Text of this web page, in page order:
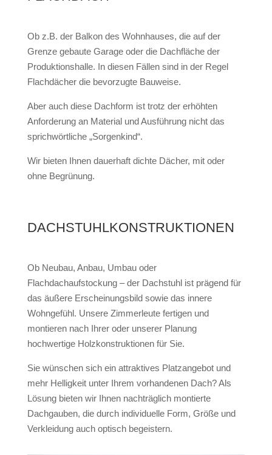
Ob z.B. der Balkon des Wohnhauses, die auf der
Grenze gebaute Garage oder die Dachfläche der
Produktionshalle. In diesen Fällen sind in der Regel
Flachdächer die bevorzugte Bauweise.
Aber auch diese Dachform ist trotz der erhöhten
Anforderung an Material und Ausführung nicht das
sprichwörtliche „Sorgenkind“.
Wir bieten Ihnen dauerhaft dichte Dächer, mit oder
ohne Begrünung.
DACHSTUHLKONSTRUKTIONEN
Ob Neubau, Anbau, Umbau oder
Flachdachaufstockung – der Dachstuhl ist prägend für
das äußere Erscheinungsbild sowie das innere
Wohngefühl. Unsere Zimmerleute fertigen und
montieren nach Ihrer oder unserer Planung
hochwertige Holzkonstruktionen für Sie.
Sie wünschen sich ein attraktives Platzangebot und
mehr Helligkeit unter Ihrem vorhandenen Dach? Als
Lösung bieten wir Ihnen nachträglich montierte
Dachgauben, die durch individuelle Form, Größe und
Verkleidung auch optisch begeistern.